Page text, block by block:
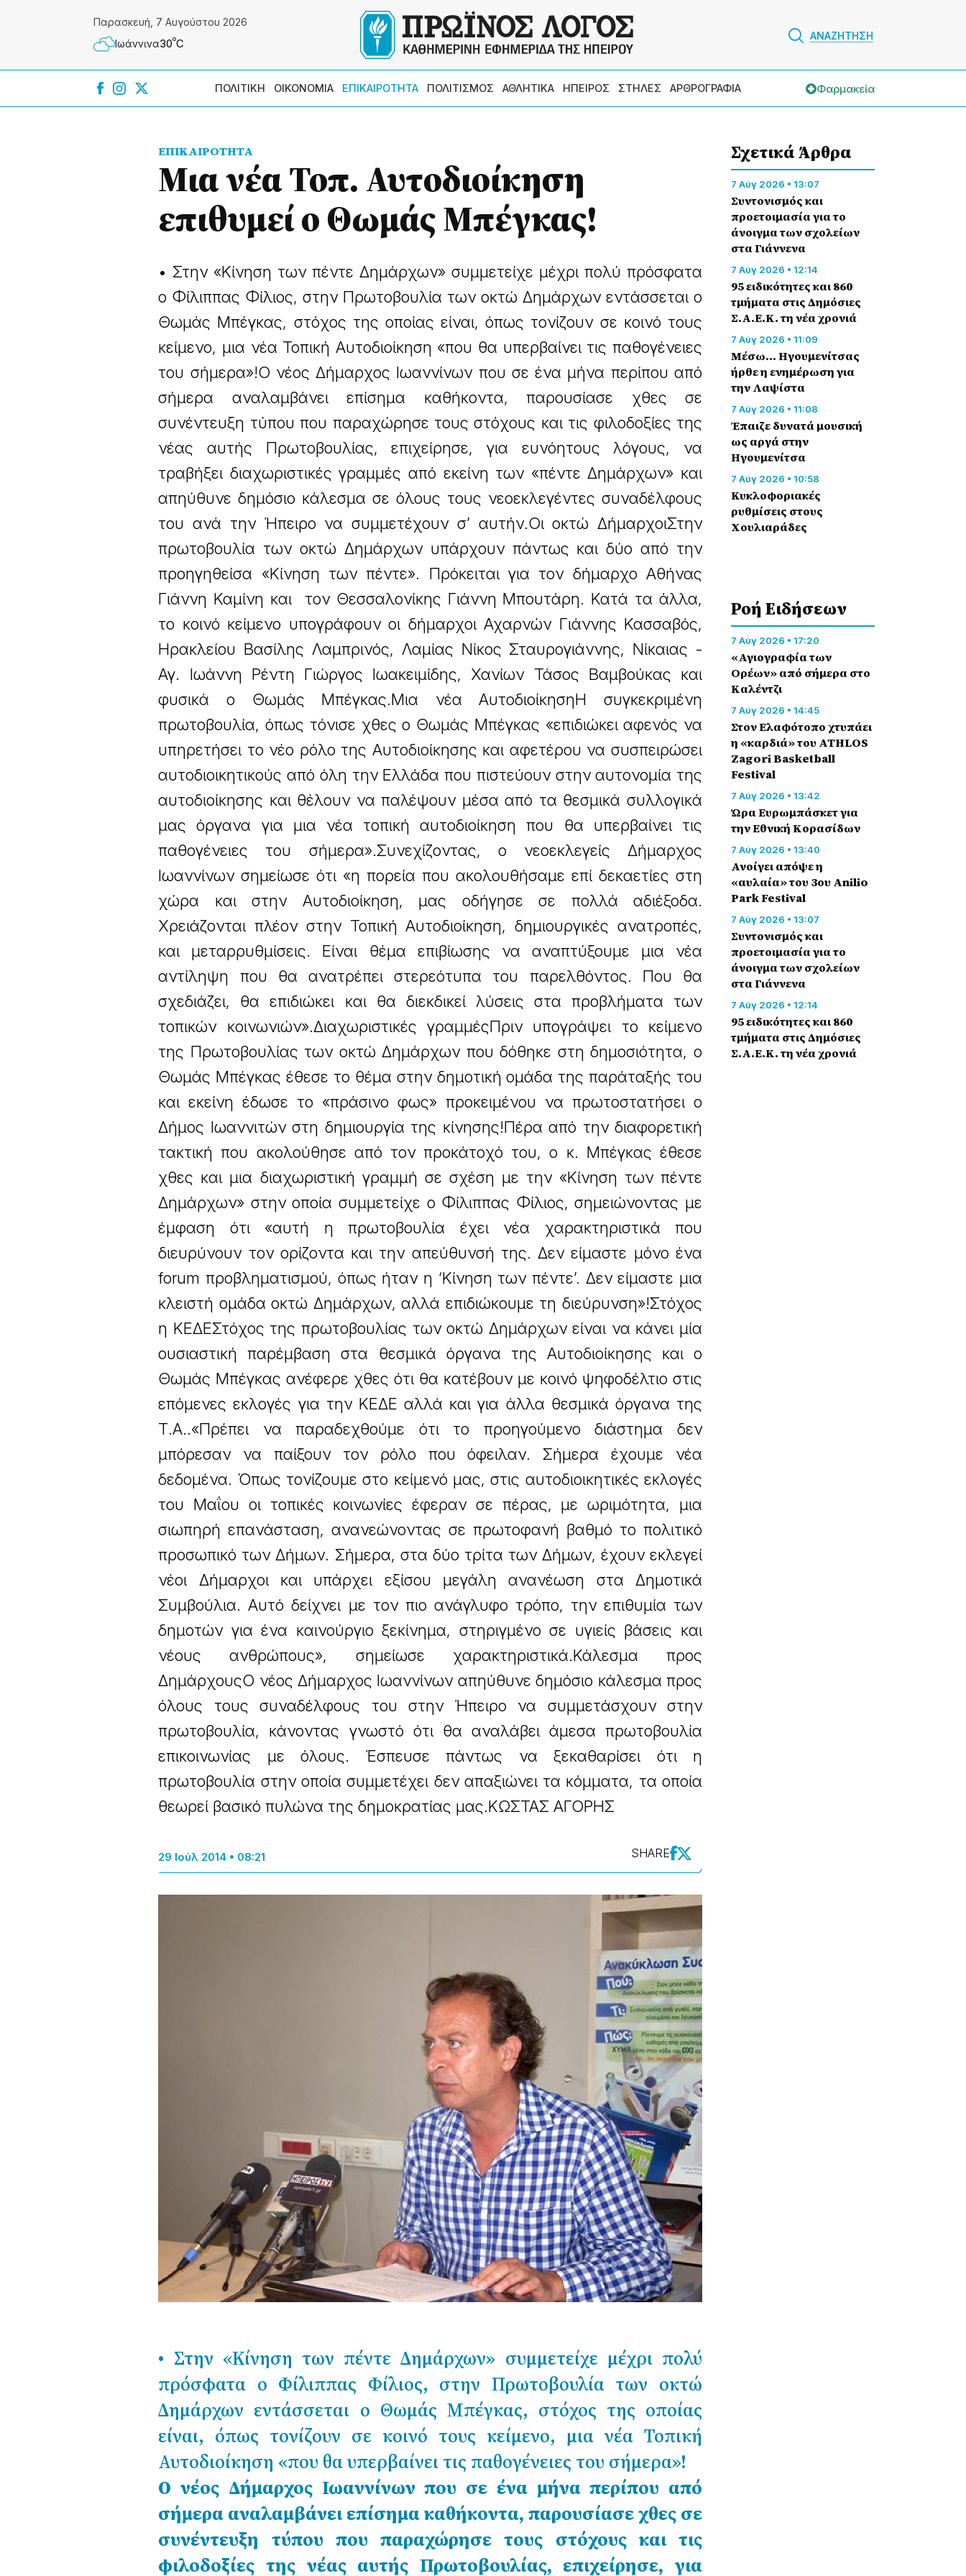
Παρασκευή, 7 Αυγούστου 2026
Ιωάννɩνα30ºC
ΑΝΑΖΗΤΗΣΗ
ΠΟΛΙΤΙΚΗ ΟΙΚΟΝΟΜΙΑ ΕΠΙΚΑΙΡΟΤΗΤΑ ΠΟΛΙΤΙΣΜΟΣ ΑΘΛΗΤΙΚΑ ΗΠΕΙΡΟΣ ΣΤΗΛΕΣ ΑΡΘΡΟΓΡΑΦΙΑ Φαρμακεία
ΕΠΙΚΑΙΡΟΤΗΤΑ
Μια νέα Τοπ. Αυτοδιοίκηση
επιθυμεί ο Θωμάς Μπέγκας!
• Στην «Κίνηση των πέντε Δημάρχων» συμμετείχε μέχρι πολύ πρόσφατα
ο Φίλιππας Φίλιος, στην Πρωτοβουλία των οκτώ Δημάρχων εντάσσεται ο
Θωμάς Μπέγκας, στόχος της οποίας είναι, όπως τονίζουν σε κοινό τους
κείμενο, μια νέα Τοπική Αυτοδιοίκηση «που θα υπερβαίνει τις παθογένειες
του σήμερα»!Ο νέος Δήμαρχος Ιωαννίνων που σε ένα μήνα περίπου από
σήμερα αναλαμβάνει επίσημα καθήκοντα, παρουσίασε χθες σε
συνέντευξη τύπου που παραχώρησε τους στόχους και τις φιλοδοξίες της
νέας αυτής Πρωτοβουλίας, επιχείρησε, για ευνόητους λόγους, να
τραβήξει διαχωριστικές γραμμές από εκείνη των «πέντε Δημάρχων» και
απηύθυνε δημόσιο κάλεσμα σε όλους τους νεοεκλεγέντες συναδέλφους
του ανά την Ήπειρο να συμμετέχουν σ’ αυτήν.Οι οκτώ ΔήμαρχοιΣτην
πρωτοβουλία των οκτώ Δημάρχων υπάρχουν πάντως και δύο από την
προηγηθείσα «Κίνηση των πέντε». Πρόκειται για τον δήμαρχο Αθήνας
Γιάννη Καμίνη και τον Θεσσαλονίκης Γιάννη Μπουτάρη. Κατά τα άλλα,
το κοινό κείμενο υπογράφουν οι δήμαρχοι Αχαρνών Γιάννης Κασσαβός,
Ηρακλείου Βασίλης Λαμπρινός, Λαμίας Νίκος Σταυρογιάννης, Νίκαιας -
Αγ. Ιωάννη Ρέντη Γιώργος Ιωακειμίδης, Χανίων Τάσος Βαμβούκας και
φυσικά ο Θωμάς Μπέγκας.Μια νέα ΑυτοδιοίκησηΗ συγκεκριμένη
πρωτοβουλία, όπως τόνισε χθες ο Θωμάς Μπέγκας «επιδιώκει αφενός να
υπηρετήσει το νέο ρόλο της Αυτοδιοίκησης και αφετέρου να συσπειρώσει
αυτοδιοικητικούς από όλη την Ελλάδα που πιστεύουν στην αυτονομία της
αυτοδιοίκησης και θέλουν να παλέψουν μέσα από τα θεσμικά συλλογικά
μας όργανα για μια νέα τοπική αυτοδιοίκηση που θα υπερβαίνει τις
παθογένειες του σήμερα».Συνεχίζοντας, ο νεοεκλεγείς Δήμαρχος
Ιωαννίνων σημείωσε ότι «η πορεία που ακολουθήσαμε επί δεκαετίες στη
χώρα και στην Αυτοδιοίκηση, μας οδήγησε σε πολλά αδιέξοδα.
Χρειάζονται πλέον στην Τοπική Αυτοδιοίκηση, δημιουργικές ανατροπές,
και μεταρρυθμίσεις. Είναι θέμα επιβίωσης να αναπτύξουμε μια νέα
αντίληψη που θα ανατρέπει στερεότυπα του παρελθόντος. Που θα
σχεδιάζει, θα επιδιώκει και θα διεκδικεί λύσεις στα προβλήματα των
τοπικών κοινωνιών».Διαχωριστικές γραμμέςΠριν υπογράψει το κείμενο
της Πρωτοβουλίας των οκτώ Δημάρχων που δόθηκε στη δημοσιότητα, ο
Θωμάς Μπέγκας έθεσε το θέμα στην δημοτική ομάδα της παράταξής του
και εκείνη έδωσε το «πράσινο φως» προκειμένου να πρωτοστατήσει ο
Δήμος Ιωαννιτών στη δημιουργία της κίνησης!Πέρα από την διαφορετική
τακτική που ακολούθησε από τον προκάτοχό του, ο κ. Μπέγκας έθεσε
χθες και μια διαχωριστική γραμμή σε σχέση με την «Κίνηση των πέντε
Δημάρχων» στην οποία συμμετείχε ο Φίλιππας Φίλιος, σημειώνοντας με
έμφαση ότι «αυτή η πρωτοβουλία έχει νέα χαρακτηριστικά που
διευρύνουν τον ορίζοντα και την απεύθυνσή της. Δεν είμαστε μόνο ένα
forum προβληματισμού, όπως ήταν η ‘Κίνηση των πέντε’. Δεν είμαστε μια
κλειστή ομάδα οκτώ Δημάρχων, αλλά επιδιώκουμε τη διεύρυνση»!Στόχος
η ΚΕΔΕΣτόχος της πρωτοβουλίας των οκτώ Δημάρχων είναι να κάνει μία
ουσιαστική παρέμβαση στα θεσμικά όργανα της Αυτοδιοίκησης και ο
Θωμάς Μπέγκας ανέφερε χθες ότι θα κατέβουν με κοινό ψηφοδέλτιο στις
επόμενες εκλογές για την ΚΕΔΕ αλλά και για άλλα θεσμικά όργανα της
Τ.Α..«Πρέπει να παραδεχθούμε ότι το προηγούμενο διάστημα δεν
μπόρεσαν να παίξουν τον ρόλο που όφειλαν. Σήμερα έχουμε νέα
δεδομένα. Όπως τονίζουμε στο κείμενό μας, στις αυτοδιοικητικές εκλογές
του Μαΐου οι τοπικές κοινωνίες έφεραν σε πέρας, με ωριμότητα, μια
σιωπηρή επανάσταση, ανανεώνοντας σε πρωτοφανή βαθμό το πολιτικό
προσωπικό των Δήμων. Σήμερα, στα δύο τρίτα των Δήμων, έχουν εκλεγεί
νέοι Δήμαρχοι και υπάρχει εξίσου μεγάλη ανανέωση στα Δημοτικά
Συμβούλια. Αυτό δείχνει με τον πιο ανάγλυφο τρόπο, την επιθυμία των
δημοτών για ένα καινούργιο ξεκίνημα, στηριγμένο σε υγιείς βάσεις και
νέους ανθρώπους», σημείωσε χαρακτηριστικά.Κάλεσμα προς
ΔημάρχουςΟ νέος Δήμαρχος Ιωαννίνων απηύθυνε δημόσιο κάλεσμα προς
όλους τους συναδέλφους του στην Ήπειρο να συμμετάσχουν στην
πρωτοβουλία, κάνοντας γνωστό ότι θα αναλάβει άμεσα πρωτοβουλία
επικοινωνίας με όλους. Έσπευσε πάντως να ξεκαθαρίσει ότι η
πρωτοβουλία στην οποία συμμετέχει δεν απαξιώνει τα κόμματα, τα οποία
θεωρεί βασικό πυλώνα της δημοκρατίας μας.ΚΩΣΤΑΣ ΑΓΟΡΗΣ
29 Ιούλ 2014 • 08:21 SHARE
• Στην «Κίνηση των πέντε Δημάρχων» συμμετείχε μέχρι πολύ
πρόσφατα ο Φίλιππας Φίλιος, στην Πρωτοβουλία των οκτώ
Δημάρχων εντάσσεται ο Θωμάς Μπέγκας, στόχος της οποίας
είναι, όπως τονίζουν σε κοινό τους κείμενο, μια νέα Τοπική
Αυτοδιοίκηση «που θα υπερβαίνει τις παθογένειες του σήμερα»!
Ο νέος Δήμαρχος Ιωαννίνων που σε ένα μήνα περίπου από
σήμερα αναλαμβάνει επίσημα καθήκοντα, παρουσίασε χθες σε
συνέντευξη τύπου που παραχώρησε τους στόχους και τις
φιλοδοξίες της νέας αυτής Πρωτοβουλίας, επιχείρησε, για
Σχετικά Άρθρα
7 Αύγ 2026 • 13:07
Συντονισμός και
προετοιμασία για το
άνοιγμα των σχολείων
στα Γιάννενα
7 Αύγ 2026 • 12:14
95 ειδικότητες και 860
τμήματα στις Δημόσιες
Σ.Α.Ε.Κ. τη νέα χρονιά
7 Αύγ 2026 • 11:09
Μέσω… Ηγουμενίτσας
ήρθε η ενημέρωση για
την Λαψίστα
7 Αύγ 2026 • 11:08
Έπαιζε δυνατά μουσική
ως αργά στην
Ηγουμενίτσα
7 Αύγ 2026 • 10:58
Κυκλοφοριακές
ρυθμίσεις στους
Χουλιαράδες
Ροή Eιδήσεων
7 Αύγ 2026 • 17:20
«Αγιογραφία των
Ορέων» από σήμερα στο
Καλέντζι
7 Αύγ 2026 • 14:45
Στον Ελαφότοπο χτυπάει
η «καρδιά» του ATHLOS
Zagori Basketball
Festival
7 Αύγ 2026 • 13:42
Ώρα Ευρωμπάσκετ για
την Εθνική Κορασίδων
7 Αύγ 2026 • 13:40
Ανοίγει απόψε η
«αυλαία» του 3ου Anilio
Park Festival
7 Αύγ 2026 • 13:07
Συντονισμός και
προετοιμασία για το
άνοιγμα των σχολείων
στα Γιάννενα
7 Αύγ 2026 • 12:14
95 ειδικότητες και 860
τμήματα στις Δημόσιες
Σ.Α.Ε.Κ. τη νέα χρονιά